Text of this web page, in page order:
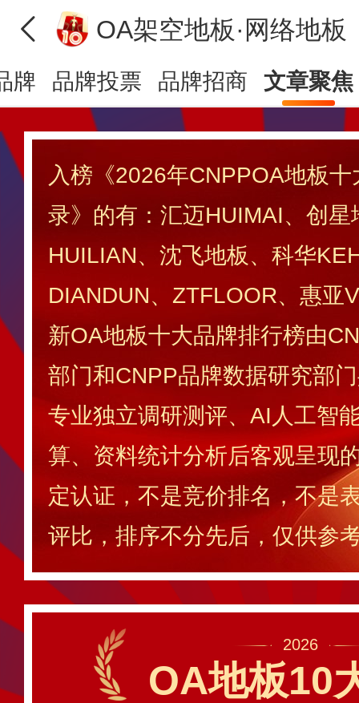
OA架空地板·网络地板
牌 品牌投票 品牌招商 文章聚焦
入榜《2026年CNPPOA地板
录》的有：汇迈HUIMAI、创星
HUILIAN、沈飞地板、科华
DIANDUN、ZTFLOOR、惠亚
新OA地板十大品牌排行榜由
部门和CNPP品牌数据研究部
专业独立调研测评、AI人工智
算、资料统计分析后客观呈现
定认证，不是竞价排名，不是
评比，排序不分先后，仅供参
2026
OA地板10